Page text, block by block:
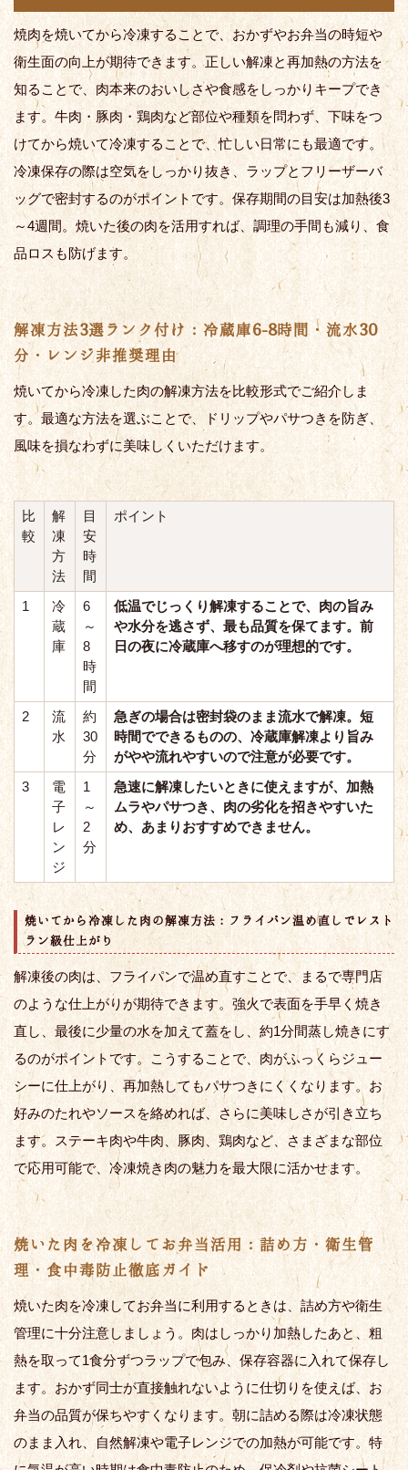
焼肉を焼いてから冷凍することで、おかずやお弁当の時短や
衛生面の向上が期待できます。正しい解凍と再加熱の方法を
知ることで、肉本来のおいしさや食感をしっかりキープでき
ます。牛肉・豚肉・鶏肉など部位や種類を問わず、下味をつ
けてから焼いて冷凍することで、忙しい日常にも最適です。
冷凍保存の際は空気をしっかり抜き、ラップとフリーザーバ
ッグで密封するのがポイントです。保存期間の目安は加熱後3
～4週間。焼いた後の肉を活用すれば、調理の手間も減り、食
品ロスも防げます。
解凍方法3選ランク付け：冷蔵庫6-8時間・流水30
分・レンジ非推奨理由
焼いてから冷凍した肉の解凍方法を比較形式でご紹介しま
す。最適な方法を選ぶことで、ドリップやパサつきを防ぎ、
風味を損なわずに美味しくいただけます。
比
較
解
凍
方
法
目
安
時
間
ポイント
1
冷
蔵
庫
6
～
8
時
間
低温でじっくり解凍することで、肉の旨み
や水分を逃さず、最も品質を保てます。前
日の夜に冷蔵庫へ移すのが理想的です。
2
流
水
約
30
分
急ぎの場合は密封袋のまま流水で解凍。短
時間でできるものの、冷蔵庫解凍より旨み
がやや流れやすいので注意が必要です。
3
電
子
レ
ン
ジ
1
～
2
分
急速に解凍したいときに使えますが、加熱
ムラやパサつき、肉の劣化を招きやすいた
め、あまりおすすめできません。
焼いてから冷凍した肉の解凍方法：フライパン温め直しでレスト
ラン級仕上がり
解凍後の肉は、フライパンで温め直すことで、まるで専門店
のような仕上がりが期待できます。強火で表面を手早く焼き
直し、最後に少量の水を加えて蓋をし、約1分間蒸し焼きにす
るのがポイントです。こうすることで、肉がふっくらジュー
シーに仕上がり、再加熱してもパサつきにくくなります。お
好みのたれやソースを絡めれば、さらに美味しさが引き立ち
ます。ステーキ肉や牛肉、豚肉、鶏肉など、さまざまな部位
で応用可能で、冷凍焼き肉の魅力を最大限に活かせます。
焼いた肉を冷凍してお弁当活用：詰め方・衛生管
理・食中毒防止徹底ガイド
焼いた肉を冷凍してお弁当に利用するときは、詰め方や衛生
管理に十分注意しましょう。肉はしっかり加熱したあと、粗
熱を取って1食分ずつラップで包み、保存容器に入れて保存し
ます。おかず同士が直接触れないように仕切りを使えば、お
弁当の品質が保ちやすくなります。朝に詰める際は冷凍状態
のまま入れ、自然解凍や電子レンジでの加熱が可能です。特